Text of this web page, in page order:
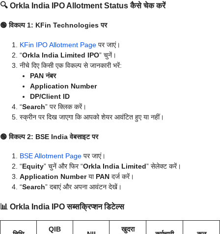
🔍 Orkla India IPO Allotment Status कैसे चेक करें
🟢विकल्प 1: KFin Technologies पर
KFin IPO Allotment Page पर जाएं।
“Orkla India Limited IPO” चुनें।
नीचे दिए किसी एक विकल्प से जानकारी भरें:
PAN नंबर
Application Number
DP/Client ID
“Search” पर क्लिक करें।
स्क्रीन पर दिख जाएगा कि आपको शेयर आवंटित हुए या नहीं।
🟢विकल्प 2: BSE India वेबसाइट पर
BSE Allotment Page पर जाएं।
“Equity” चुनें और फिर “Orkla India Limited” सेलेक्ट करें।
Application Numberया PAN दर्ज करें।
“Search” दबाएं और अपना आवंटन देखें।
📊 Orkla India IPO सब्सक्रिप्शन डिटेल्स
QIB
खुदरा